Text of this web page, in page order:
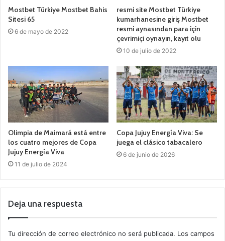
Mostbet Türkiye Mostbet Bahis
Sitesi 65
6 de mayo de 2022
resmi site Mostbet Türkiye
kumarhanesine giriş Mostbet
resmi aynasından para için
çevrimiçi oynayın, kayıt olu
10 de julio de 2022
Olimpia de Maimará está entre
los cuatro mejores de Copa
Jujuy Energía Viva
11 de julio de 2024
Copa Jujuy Energía Viva: Se
juega el clásico tabacalero
6 de junio de 2026
Deja una respuesta
Tu dirección de correo electrónico no será publicada. Los campos